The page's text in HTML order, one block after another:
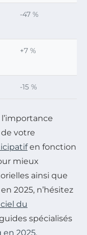
-47 %
+7 %
-15 %
votre
en fonction
mieux
ainsi que
2025, n’hésitez
du
spécialisés
en 2025.